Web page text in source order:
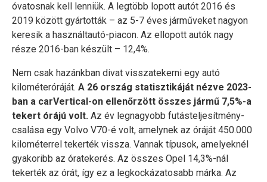
óvatosnak kell lenniük. A legtöbb lopott autót 2016 és
2019 között gyártották – az 5-7 éves járműveket nagyon
keresik a használtautó-piacon. Az ellopott autók nagy
része 2016-ban készült – 12,4%.
Nem csak hazánkban divat visszatekerni egy autó
kilométeróráját. A 26 ország statisztikáját nézve 2023-
ban a carVertical-on ellenőrzött összes jármű 7,5%-a
tekert órájú volt. Az év legnagyobb futásteljesítmény-
csalása egy Volvo V70-é volt, amelynek az óráját 450.000
kilométerrel tekerték vissza. Vannak típusok, amelyeknél
gyakoribb az óratekerés. Az összes Opel 14,3%-nál
tekerték az órát, így ez a legkockázatosabb márka. Az